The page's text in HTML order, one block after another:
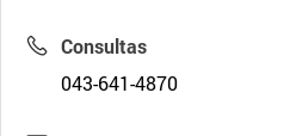
Consultas
043-641-4870